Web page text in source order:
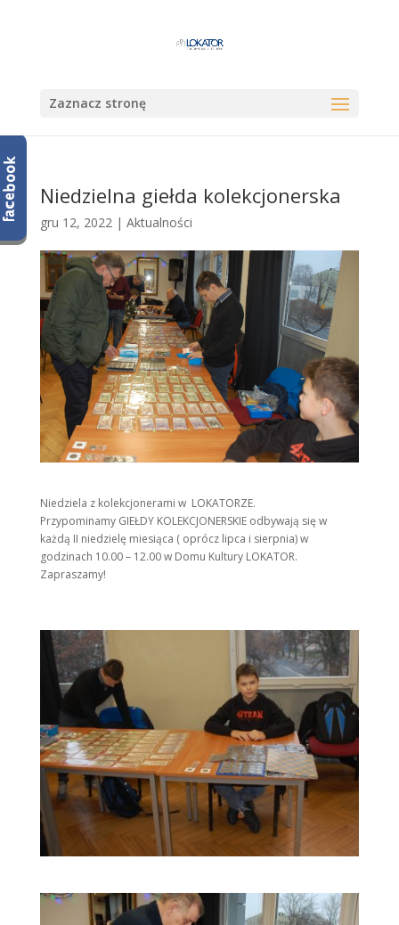
Zaznacz stronę
Niedzielna giełda kolekcjonerska
gru 12, 2022| Aktualności
Niedziela z kolekcjonerami w LOKATORZE.
Przypominamy GIEŁDY KOLEKCJONERSKIE odbywają się w
każdą II niedzielę miesiąca ( oprócz lipca i sierpnia) w
godzinach 10.00 – 12.00 w Domu Kultury LOKATOR.
Zapraszamy!